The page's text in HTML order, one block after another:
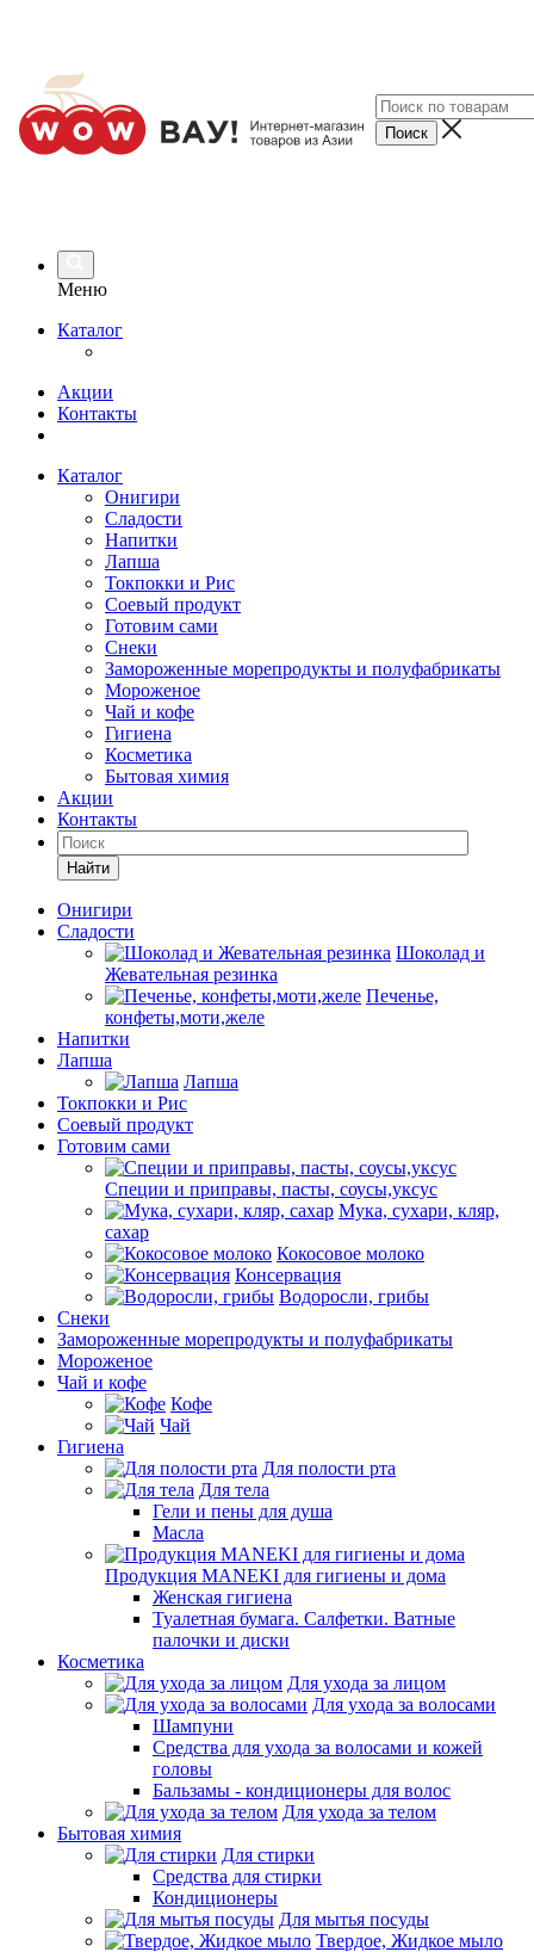
Меню
Каталог
Акции
Контакты
Каталог
Онигири
Сладости
Напитки
Лапша
Токпокки и Рис
Соевый продукт
Готовим сами
Снеки
Замороженные морепродукты и полуфабрикаты
Мороженое
Чай и кофе
Гигиена
Косметика
Бытовая химия
Акции
Контакты
Найти
Онигири
Сладости
Шоколад и
Жевательная резинка
Печенье,
конфеты,моти,желе
Напитки
Лапша
Лапша
Токпокки и Рис
Соевый продукт
Готовим сами
Специи и приправы, пасты, соусы,уксус
Мука, сухари, кляр,
сахар
Кокосовое молоко
Консервация
Водоросли, грибы
Снеки
Замороженные морепродукты и полуфабрикаты
Мороженое
Чай и кофе
Кофе
Чай
Гигиена
Для полости рта
Для тела
Гели и пены для душа
Масла
Продукция MANEKI для гигиены и дома
Женская гигиена
Туалетная бумага. Салфетки. Ватные
палочки и диски
Косметика
Для ухода за лицом
Для ухода за волосами
Шампуни
Средства для ухода за волосами и кожей
головы
Бальзамы - кондиционеры для волос
Для ухода за телом
Бытовая химия
Для стирки
Средства для стирки
Кондиционеры
Для мытья посуды
Твердое, Жидкое мыло